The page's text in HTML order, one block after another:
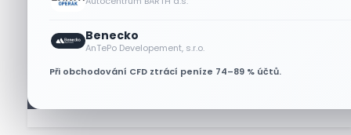
Benecko
AnTePo Developement, s.r.o.
Při obchodování CFD ztrácí peníze 74–89 % účtů.
nejhoršímu výprodeji